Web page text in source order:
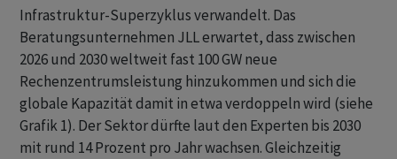
Infrastruktur-Superzyklus verwandelt. Das
Beratungsunternehmen JLL erwartet, dass zwischen
2026 und 2030 weltweit fast 100 GW neue
Rechenzentrumsleistung hinzukommen und sich die
globale Kapazität damit in etwa verdoppeln wird (siehe
Grafik 1). Der Sektor dürfte laut den Experten bis 2030
mit rund 14 Prozent pro Jahr wachsen. Gleichzeitig